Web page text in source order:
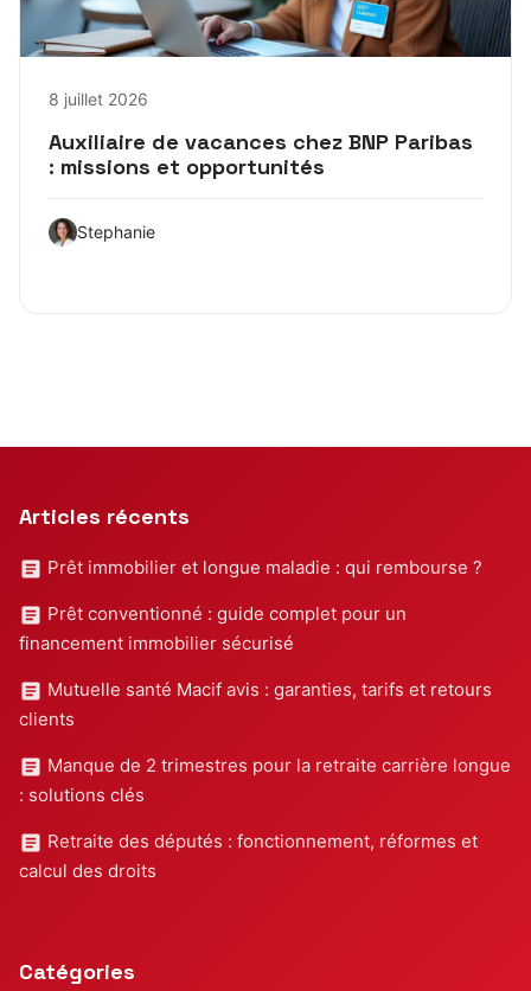
8 juillet 2026
Auxiliaire de vacances chez BNP Paribas
: missions et opportunités
Stephanie
Articles récents
Prêt immobilier et longue maladie : qui rembourse ?
Prêt conventionné : guide complet pour un
financement immobilier sécurisé
Mutuelle santé Macif avis : garanties, tarifs et retours
clients
Manque de 2 trimestres pour la retraite carrière longue
: solutions clés
Retraite des députés : fonctionnement, réformes et
calcul des droits
Catégories